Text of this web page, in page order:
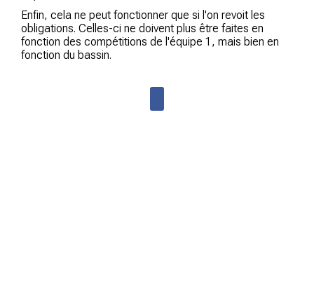
Enfin, cela ne peut fonctionner que si l'on revoit les
obligations. Celles-ci ne doivent plus être faites en
fonction des compétitions de l'équipe 1, mais bien en
fonction du bassin.